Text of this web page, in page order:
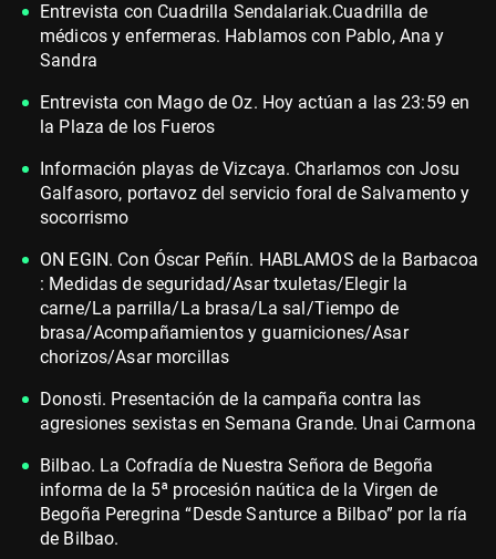
Entrevista con Cuadrilla Sendalariak.Cuadrilla de
médicos y enfermeras. Hablamos con Pablo, Ana y
Sandra
Entrevista con Mago de Oz. Hoy actúan a las 23:59 en
la Plaza de los Fueros
Información playas de Vizcaya. Charlamos con Josu
Galfasoro, portavoz del servicio foral de Salvamento y
socorrismo
ON EGIN. Con Óscar Peñín. HABLAMOS de la Barbacoa
: Medidas de seguridad/Asar txuletas/Elegir la
carne/La parrilla/La brasa/La sal/Tiempo de
brasa/Acompañamientos y guarniciones/Asar
chorizos/Asar morcillas
Donosti. Presentación de la campaña contra las
agresiones sexistas en Semana Grande. Unai Carmona
Bilbao. La Cofradía de Nuestra Señora de Begoña
informa de la 5ª procesión naútica de la Virgen de
Begoña Peregrina “Desde Santurce a Bilbao” por la ría
de Bilbao.